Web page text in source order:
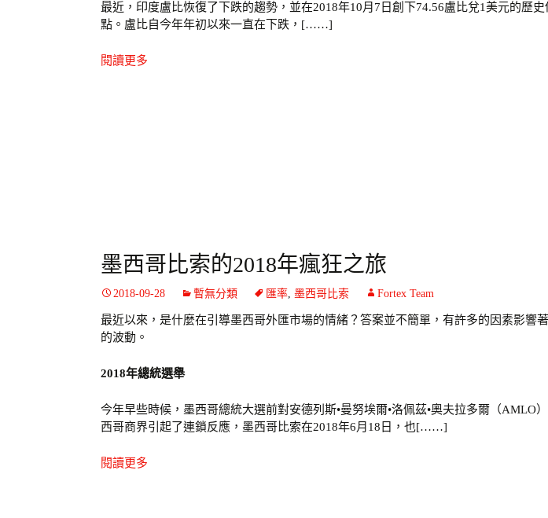
最近，印度盧比恢復了下跌的趨勢，並在2018年10月7日創下74.56盧比兌1美元的歷史
點。盧比自今年年初以來一直在下跌，[……]
閱讀更多
墨西哥比索的2018年瘋狂之旅
2018-09-28 暫無分類 匯率, 墨西哥比索 Fortex Team
最近以來，是什麼在引導墨西哥外匯市場的情緒？答案並不簡單，有許多的因素影響
的波動。
2018年總統選舉
今年早些時候，墨西哥總統大選前對安德列斯•曼努埃爾•洛佩茲•奧夫拉多爾（AMLO
西哥商界引起了連鎖反應，墨西哥比索在2018年6月18日，也[……]
閱讀更多